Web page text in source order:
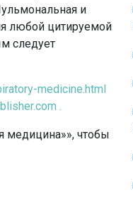
и
любой цитируемой
следует
medicine.html
.
медицина»», чтобы